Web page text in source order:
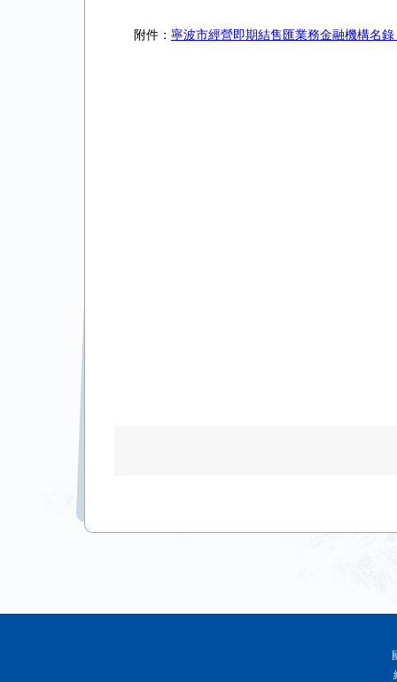
附件： 寧波市經營即期結售匯業務金融機構名錄